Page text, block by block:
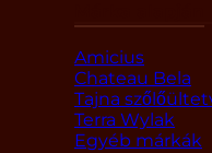
Amicius
Chateau Bela
Tajna
Terra Wylak
Egyéb márkák